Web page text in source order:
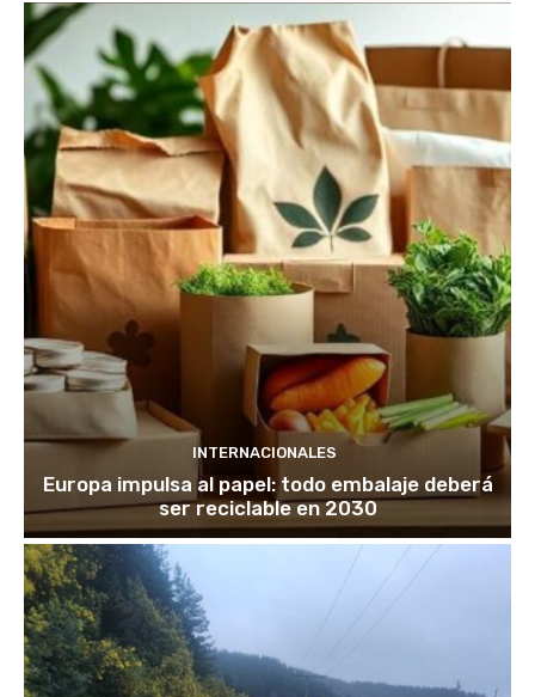
INTERNACIONALES
Europa impulsa al papel: todo embalaje deberá
ser reciclable en 2030